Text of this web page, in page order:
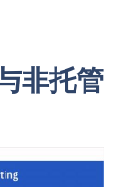
非托管